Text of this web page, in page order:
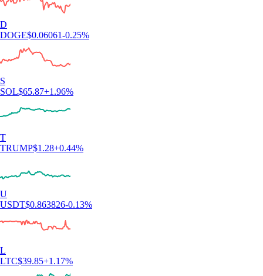
D
DOGE$0.06061-0.25%
S
SOL$65.87+1.96%
T
TRUMP$1.28+0.44%
U
USDT$0.863826-0.13%
L
LTC$39.85+1.17%